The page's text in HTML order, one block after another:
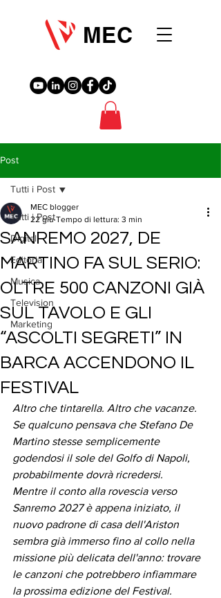
MEC
Post
Tutti i Post
Digital
Editoria
Musica
Television
Marketing
Tutti i Post
SANREMO 2027, DE
MARTINO FA SUL SERIO:
OLTRE 500 CANZONI GIÀ
SUL TAVOLO E GLI
“ASCOLTI SEGRETI” IN
BARCA ACCENDONO IL
FESTIVAL
MEC blogger
22 giu Tempo di lettura: 3 min
Altro che tintarella. Altro che vacanze.
Se qualcuno pensava che Stefano De
Martino stesse semplicemente
godendosi il sole del Golfo di Napoli,
probabilmente dovrà ricredersi.
Mentre il conto alla rovescia verso
Sanremo 2027 è appena iniziato, il
nuovo padrone di casa dell'Ariston
sembra già immerso fino al collo nella
missione più delicata dell'anno: trovare
le canzoni che potrebbero infiammare
la prossima edizione del Festival.